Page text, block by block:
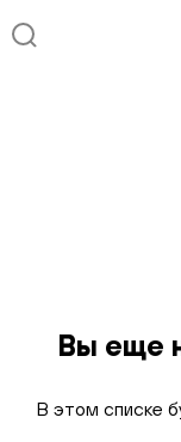
Вы еще
В этом списке